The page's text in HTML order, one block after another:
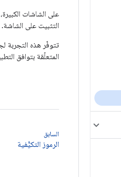
على الشاشات
التثبيت على الشاشة.
تتوفّر هذه التجربة
المتعلّقة بتوافق
السابق
الرموز التكيُّفية